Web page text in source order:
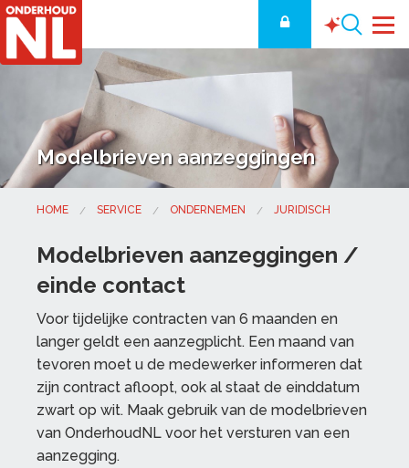
Modelbrieven aanzeggingen
HOME SERVICE ONDERNEMEN JURIDISCH
Modelbrieven aanzeggingen /
einde contact
Voor tijdelijke contracten van 6 maanden en
langer geldt een aanzegplicht. Een maand van
tevoren moet u de medewerker informeren dat
zijn contract afloopt, ook al staat de einddatum
zwart op wit. Maak gebruik van de modelbrieven
van OnderhoudNL voor het versturen van een
aanzegging.